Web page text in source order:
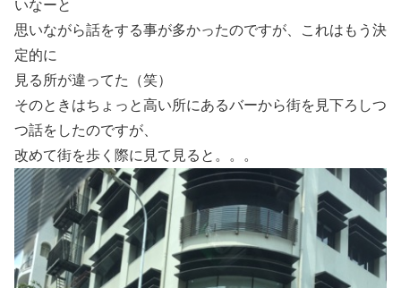
いなーと
思いながら話をする事が多かったのですが、これはもう決
定的に
見る所が違ってた（笑）
そのときはちょっと高い所にあるバーから街を見下ろしつ
つ話をしたのですが、
改めて街を歩く際に見て見ると。。。